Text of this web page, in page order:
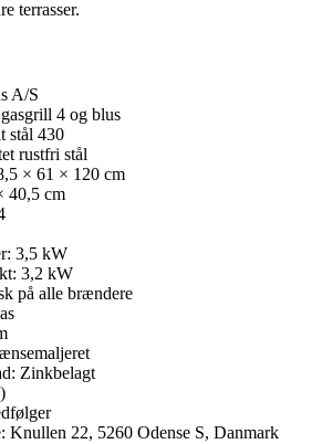
terrasser.
A/S
4 og blus
stål 430
rustfri stål
× 61 × 120 cm
40,5 cm
3,5 kW
3,2 kW
på alle brændere
Zinkbelagt
Knullen 22, 5260 Odense S, Danmark